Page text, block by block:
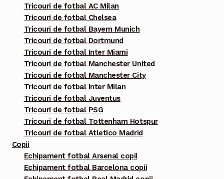
Tricouri de fotbal AC Milan
Tricouri de fotbal Chelsea
Tricouri de fotbal Bayern Munich
Tricouri de fotbal Dortmund
Tricouri de fotbal Inter Miami
Tricouri de fotbal Manchester United
Tricouri de fotbal Manchester City
Tricouri de fotbal Inter Milan
Tricouri de fotbal Juventus
Tricouri de fotbal PSG
Tricouri de fotbal Tottenham Hotspur
Tricouri de fotbal Atletico Madrid
Copii
Echipament fotbal Arsenal copii
Echipament fotbal Barcelona copii